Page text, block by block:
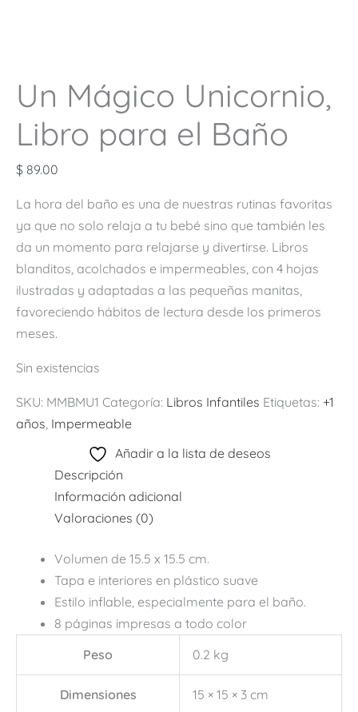
Un Mágico Unicornio,
Libro para el Baño
$ 89.00
La hora del baño es una de nuestras rutinas favoritas
ya que no solo relaja a tu bebé sino que también les
da un momento para relajarse y divertirse. Libros
blanditos, acolchados e impermeables, con 4 hojas
ilustradas y adaptadas a las pequeñas manitas,
favoreciendo hábitos de lectura desde los primeros
meses.
Sin existencias
SKU: MMBMU1 Categoría: Libros Infantiles Etiquetas: +1
años Impermeable
Añadir a la lista de deseos
Descripción
Información adicional
Valoraciones (0)
Volumen de 15.5 x 15.5 cm.
Tapa e interiores en plástico suave
Estilo inflable, especialmente para el baño.
8 páginas impresas a todo color
Peso
0.2 kg
Dimensiones 15 × 15 × 3 cm